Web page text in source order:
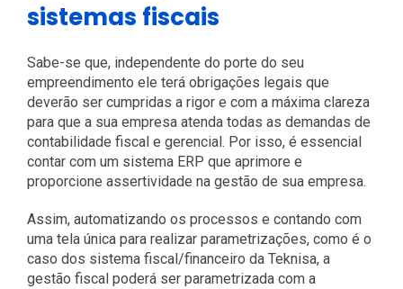
sistemas fiscais
Sabe-se que, independente do porte do seu
empreendimento ele terá obrigações legais que
deverão ser cumpridas a rigor e com a máxima clareza
para que a sua empresa atenda todas as demandas de
contabilidade fiscal e gerencial. Por isso, é essencial
contar com um sistema ERP que aprimore e
proporcione assertividade na gestão de sua empresa.
Assim, automatizando os processos e contando com
uma tela única para realizar parametrizações, como é o
caso dos sistema fiscal/financeiro da Teknisa, a
gestão fiscal poderá ser parametrizada com a